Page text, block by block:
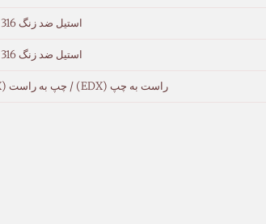
استیل ضد زنگ AISI 316
استیل ضد زنگ AISI 316
راست به چپ (EDX) / چپ به راست (ESX)